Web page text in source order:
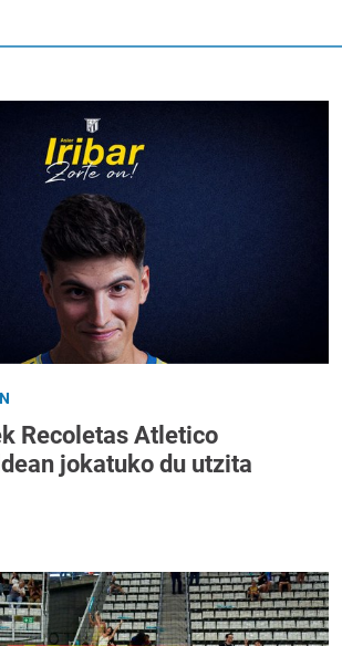
Recoletas Atletico
jokatuko du utzita